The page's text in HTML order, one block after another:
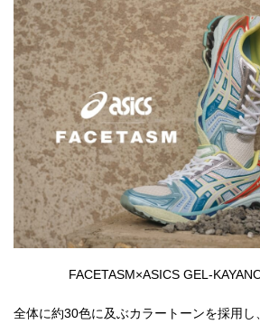
FACETASM×ASICS GEL-
全体に約30色に及ぶカラートーンを採用し